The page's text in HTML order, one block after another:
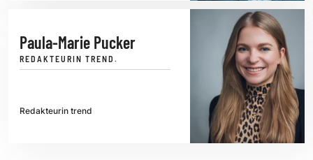
Paula-Marie Pucker
REDAKTEURIN TREND.
Redakteurin trend